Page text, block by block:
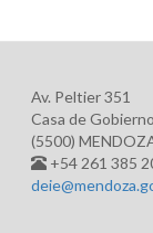
Av. Peltier 351
Casa de
(5500)
+54 261 385